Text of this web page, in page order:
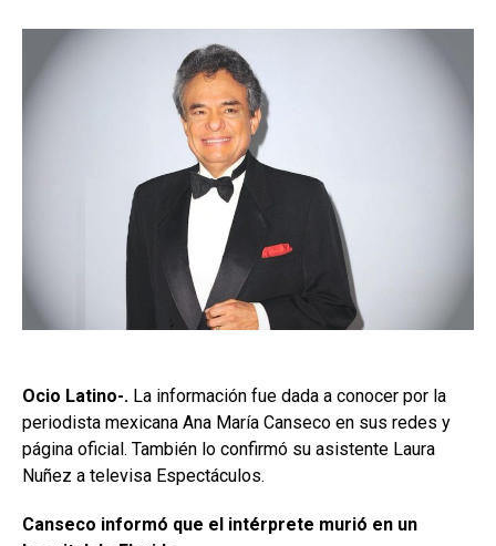
Ocio Latino-. La información fue dada a conocer por la
periodista mexicana Ana María Canseco en sus redes y
página oficial. También lo confirmó su asistente Laura
Nuñez a televisa Espectáculos.
Canseco informó que el intérprete murió en un